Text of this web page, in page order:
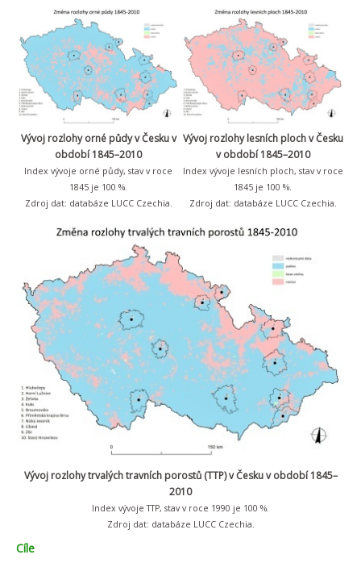
Vývoj rozlohy orné půdyv Česku v
období 1845–2010
Index vývoje orné půdy, stav v roce
1845 je 100 %.
Zdroj dat: databáze LUCC Czechia.
Vývoj rozlohy lesních ploch v Česku
v období 1845–2010
Index vývoje lesních ploch, stav v roce
1845 je 100 %.
Zdroj dat: databáze LUCC Czechia.
Vývoj rozlohy trvalých travních porostů (TTP) v Česku v období 1845–
2010
Index vývoje TTP, stav v roce 1990 je 100 %.
Zdroj dat: databáze LUCC Czechia.
Cíle